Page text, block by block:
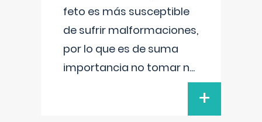
feto es más susceptible
de sufrir malformaciones,
por lo que es de suma
importancia no tomar n...
+